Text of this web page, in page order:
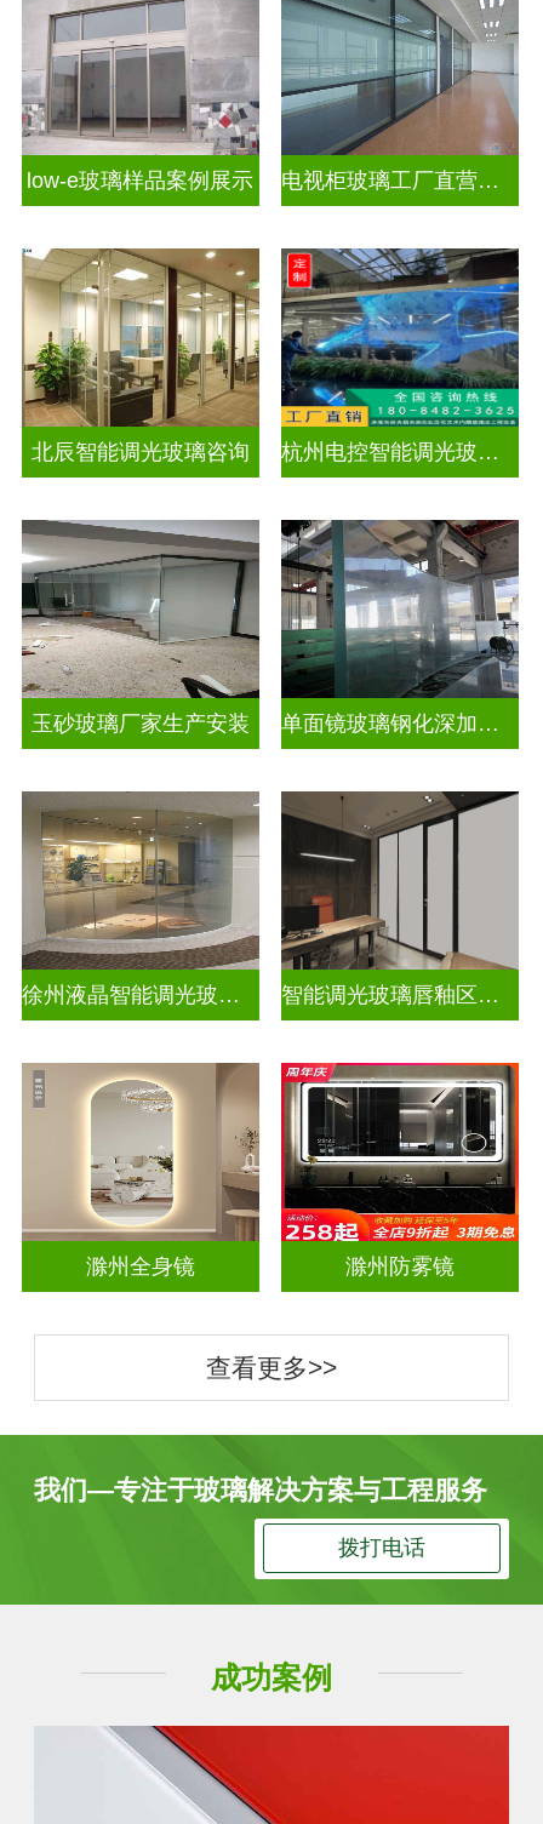
low-e玻璃样品案例展示 电视柜玻璃工厂直营生产
北辰智能调光玻璃咨询 杭州电控智能调光玻璃厂招聘
玉砂玻璃厂家生产安装 单面镜玻璃钢化深加工玻璃
徐州液晶智能调光玻璃定做电话 智能调光玻璃唇釉区别图片高清
滁州全身镜 滁州防雾镜
查看更多>>
我们—专注于玻璃解决方案与工程服务
拨打电话
成功案例